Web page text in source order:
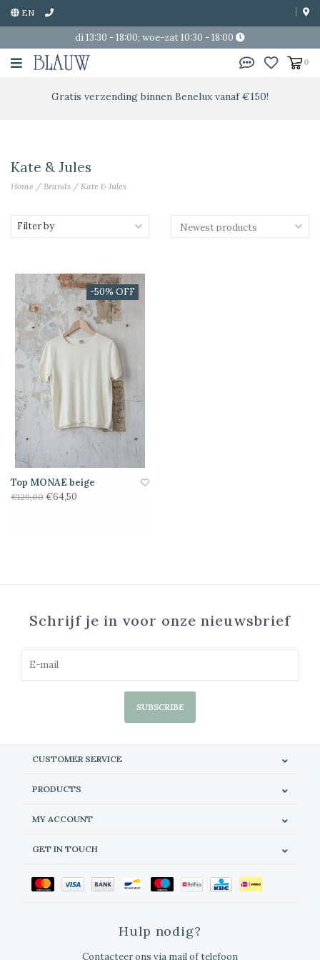
EN
di 13:30 - 18:00; woe-zat 10:30 - 18:00
0
Gratis verzending binnen Benelux vanaf €150!
Kate & Jules
Home / Brands / Kate & Jules
Filter by
-50% OFF
Top MONAE beige
€129,00 €64,50
Schrijf je in voor onze nieuwsbrief
SUBSCRIBE
CUSTOMER SERVICE
PRODUCTS
MY ACCOUNT
GET IN TOUCH
Hulp nodig?
Contacteer ons via mail of telefoon